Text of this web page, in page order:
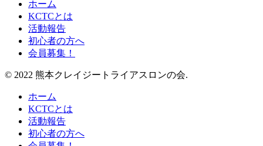
ホーム
KCTCとは
活動報告
初心者の方へ
会員募集！
© 2022 熊本クレイジートライアスロンの会.
ホーム
KCTCとは
活動報告
初心者の方へ